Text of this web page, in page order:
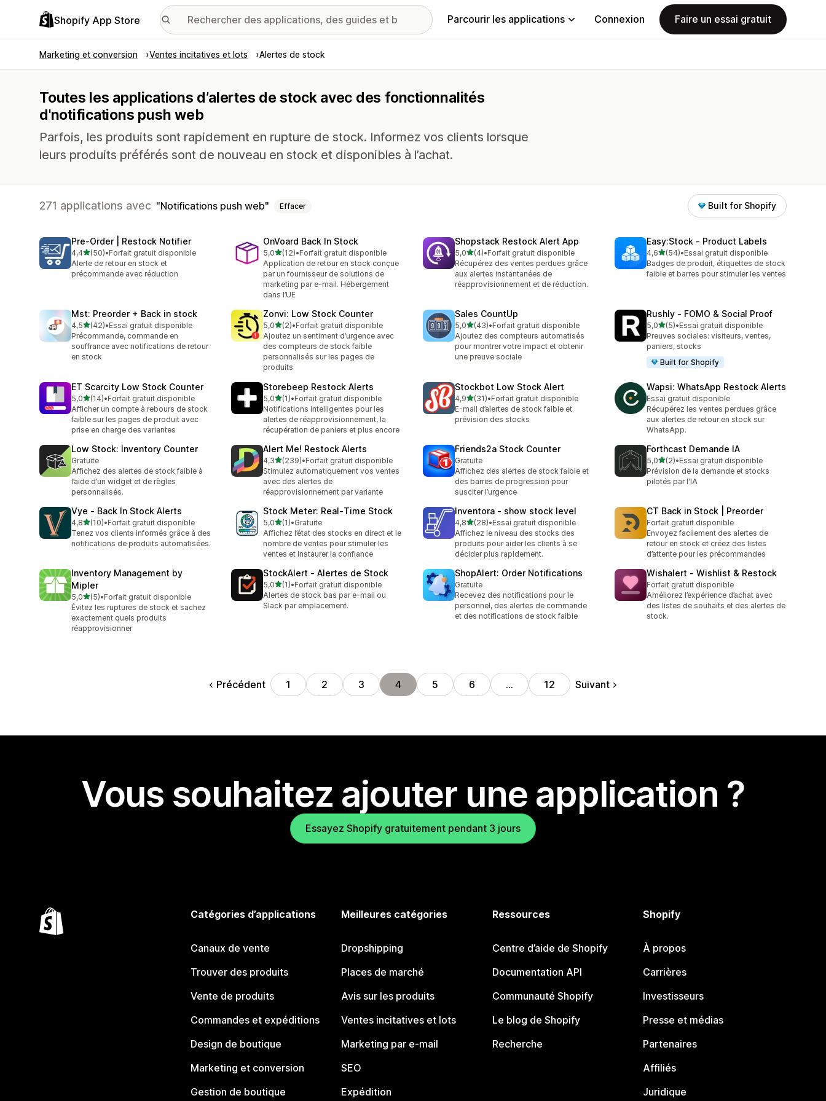
Shopify App Store Parcourir les applications Connexion Faire un essai gratuit
Marketing et conversion Ventes incitatives et lots Alertes de stock
Toutes les applications d’alertes de stock avec des fonctionnalités
d'notifications push web
Parfois, les produits sont rapidement en rupture de stock. Informez vos clients lorsque
leurs produits préférés sont de nouveau en stock et disponibles à l’achat.
271 applications avec Notifications push web Effacer Built for Shopify
Pre‑Order | Restock Notifier
4,4étoile(s) sur 5
(50)
50 avis au total
•Forfait gratuit disponible
Alerte de retour en stock et
précommande avec réduction
OnVoard Back In Stock
5,0étoile(s) sur 5
(12)
12 avis au total
•Forfait gratuit disponible
Application de retour en stock conçue
par un fournisseur de solutions de
marketing par e-mail. Hébergement
dans l’UE
Shopstack Restock Alert App
5,0étoile(s) sur 5
(4)
4 avis au total
•Forfait gratuit disponible
Récupérez des ventes perdues grâce
aux alertes instantanées de
réapprovisionnement et de réduction.
Easy:Stock ‑ Product Labels
4,6étoile(s) sur 5
(54)
54 avis au total
•Essai gratuit disponible
Badges de produit, étiquettes de stock
faible et barres pour stimuler les ventes
Mst: Preorder + Back in stock
4,5étoile(s) sur 5
(42)
42 avis au total
•Essai gratuit disponible
Précommande, commande en
souffrance avec notifications de retour
en stock
Zonvi: Low Stock Counter
5,0étoile(s) sur 5
(2)
2 avis au total
•Forfait gratuit disponible
Ajoutez un sentiment d’urgence avec
des compteurs de stock faible
personnalisés sur les pages de
produits
Sales CountUp
5,0étoile(s) sur 5
(43)
43 avis au total
•Forfait gratuit disponible
Ajoutez des compteurs automatisés
pour montrer votre impact et obtenir
une preuve sociale
Rushly ‑ FOMO & Social Proof
5,0étoile(s) sur 5
(5)
5 avis au total
•Essai gratuit disponible
Preuves sociales: visiteurs, ventes,
paniers, stocks
Built for Shopify
ET Scarcity Low Stock Counter
5,0étoile(s) sur 5
(14)
14 avis au total
•Forfait gratuit disponible
Afficher un compte à rebours de stock
faible sur les pages de produit avec
prise en charge des variantes
Storebeep Restock Alerts
5,0étoile(s) sur 5
(1)
1 avis au total
•Forfait gratuit disponible
Notifications intelligentes pour les
alertes de réapprovisionnement, la
récupération de paniers et plus encore
Stockbot Low Stock Alert
4,9étoile(s) sur 5
(31)
31 avis au total
•Forfait gratuit disponible
E-mail d’alertes de stock faible et
prévision des stocks
Wapsi: WhatsApp Restock Alerts
Essai gratuit disponible
Récupérez les ventes perdues grâce
aux alertes de retour en stock sur
WhatsApp.
Low Stock: Inventory Counter
Gratuite
Affichez des alertes de stock faible à
l’aide d’un widget et de règles
personnalisés.
Alert Me! Restock Alerts
4,3étoile(s) sur 5
(239)
239 avis au total
•Forfait gratuit disponible
Stimulez automatiquement vos ventes
avec des alertes de
réapprovisionnement par variante
Friends2a Stock Counter
Gratuite
Affichez des alertes de stock faible et
des barres de progression pour
susciter l’urgence
Forthcast Demande IA
5,0étoile(s) sur 5
(2)
2 avis au total
•Essai gratuit disponible
Prévision de la demande et stocks
pilotés par l'IA
Vye ‑ Back In Stock Alerts
4,8étoile(s) sur 5
(10)
10 avis au total
•Forfait gratuit disponible
Tenez vos clients informés grâce à des
notifications de produits automatisées.
Stock Meter: Real‑Time Stock
5,0étoile(s) sur 5
(1)
1 avis au total
•Gratuite
Affichez l’état des stocks en direct et le
nombre de ventes pour stimuler les
ventes et instaurer la confiance
Inventora ‑ show stock level
4,8étoile(s) sur 5
(28)
28 avis au total
•Essai gratuit disponible
Affichez le niveau des stocks des
produits pour aider les clients à se
décider plus rapidement.
CT Back in Stock | Preorder
Forfait gratuit disponible
Envoyez facilement des alertes de
retour en stock et créez des listes
d’attente pour les précommandes
Inventory Management by
Mipler
5,0étoile(s) sur 5
(5)
5 avis au total
•Forfait gratuit disponible
Évitez les ruptures de stock et sachez
exactement quels produits
réapprovisionner
StockAlert ‑ Alertes de Stock
5,0étoile(s) sur 5
(1)
1 avis au total
•Forfait gratuit disponible
Alertes de stock bas par e-mail ou
Slack par emplacement.
ShopAlert: Order Notifications
Gratuite
Recevez des notifications pour le
personnel, des alertes de commande
et des notifications de stock faible
Wishalert ‑ Wishlist & Restock
Forfait gratuit disponible
Améliorez l’expérience d’achat avec
des listes de souhaits et des alertes de
stock.
Précédent 1 2 3 4 5 6 … 12 Suivant
Vous souhaitez ajouter une application ?
Essayez Shopify gratuitement pendant 3 jours
Catégories d’applications
Canaux de vente
Trouver des produits
Vente de produits
Commandes et expéditions
Design de boutique
Marketing et conversion
Gestion de boutique
Meilleures catégories
Dropshipping
Places de marché
Avis sur les produits
Ventes incitatives et lots
Marketing par e-mail
SEO
Expédition
Ressources
Centre d’aide de Shopify
Documentation API
Communauté Shopify
Le blog de Shopify
Recherche
Shopify
À propos
Carrières
Investisseurs
Presse et médias
Partenaires
Affiliés
Juridique